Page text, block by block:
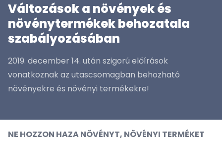
Változások a növények és
növénytermékek behozatala
szabályozásában
2019. december 14. után szigorú előírások
vonatkoznak az utascsomagban behozható
növényekre és növényi termékekre!
NE HOZZON HAZA NÖVÉNYT, NÖVÉNYI TERMÉKET